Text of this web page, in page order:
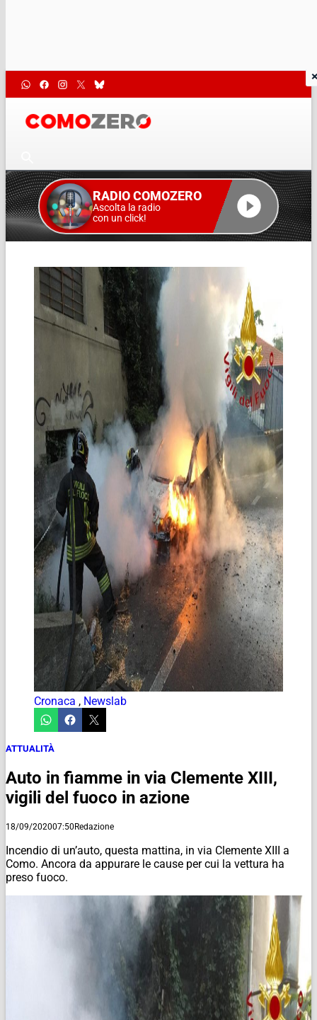
RADIO COMOZERO
Ascolta la radio
con un click!
Cronaca , Newslab
ATTUALITÀ
Auto in fiamme in via Clemente XIII,
vigili del fuoco in azione
18/09/202007:50Redazione
Incendio di un’auto, questa mattina, in via Clemente XIII a
Como. Ancora da appurare le cause per cui la vettura ha
preso fuoco.